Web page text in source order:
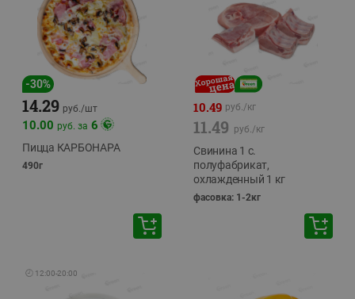
-30%
14.29 руб./шт
10.00 руб. за 6
Пицца КАРБОНАРА
490г
10.49 руб./кг
11.49 руб./кг
Свинина 1 с.
полуфабрикат,
охлажденный 1 кг
фасовка: 1-2кг
🕘 12:00-20:00